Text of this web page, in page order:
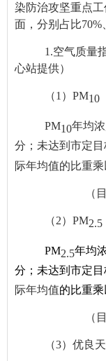
染防治攻坚重点
面，分别占比70%
1.空气质量
心站提供）
（1）PM10
PM10年均
分；未达到市定
际年均值的比重乘
（
（2）PM2.5
PM2.5年均
分；未达到市定
际年均值的比重乘
（
（3）优良